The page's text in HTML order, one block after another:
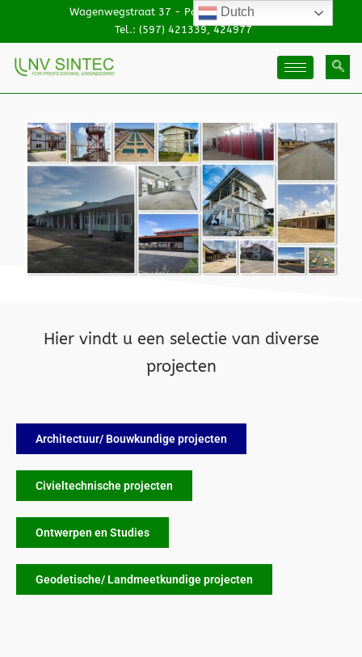
Wagenwegstraat 37 - Paramaribo, Suriname
Tel.: (597) 421339, 424977
Hier vindt u een selectie van diverse
projecten
Architectuur/ Bouwkundige projecten
Civieltechnische projecten
Ontwerpen en Studies
Geodetische/ Landmeetkundige projecten
Dutch